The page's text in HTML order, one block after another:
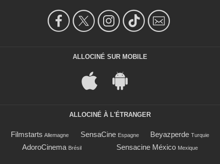
ALLOCINÉ SUR MOBILE
ALLOCINÉ À L'ÉTRANGER
Filmstarts Allemagne SensaCine Espagne Beyazperde Turquie
AdoroCinema Brésil Sensacine México Mexique